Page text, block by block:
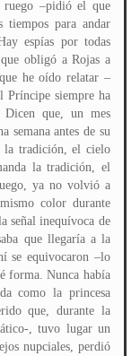
ruego –pidió el que
para andar
espías por todas
obligó a Rojas a
he oído relatar –
Príncipe siempre ha
Dicen que, un mes
semana antes de su
la tradición, el cielo
la tradición, el
ya no volvió a
color durante
señal inequívoca de
que llegaría a la
se equivocaron –lo
forma. Nunca había
como la princesa
que, durante la
, tuvo lugar un
nupciales, perdió